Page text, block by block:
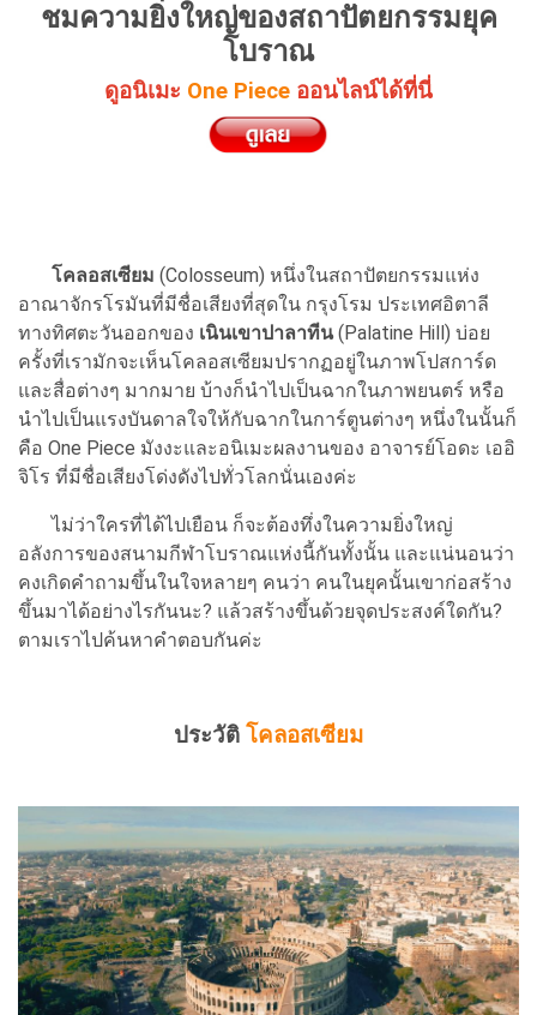
ชมความยิ่งใหญ่ของสถาปัตยกรรมยุค
โบราณ
ดูอนิเมะ One Piece ออนไลน์ได้ที่นี่
โคลอสเซียม (Colosseum) หนึ่งในสถาปัตยกรรมแห่ง
อาณาจักรโรมันที่มีชื่อเสียงที่สุดใน กรุงโรม ประเทศอิตาลี
ทางทิศตะวันออกของ เนินเขาปาลาทีน(Palatine Hill) บ่อย
ครั้งที่เรามักจะเห็นโคลอสเซียมปรากฏอยู่ในภาพโปสการ์ด
และสื่อต่างๆ มากมาย บ้างก็นำไปเป็นฉากในภาพยนตร์ หรือ
นำไปเป็นแรงบันดาลใจให้กับฉากในการ์ตูนต่างๆ หนึ่งในนั้นก็
คือ One Piece มังงะและอนิเมะผลงานของ อาจารย์โอดะ เออิ
จิโร ที่มีชื่อเสียงโด่งดังไปทั่วโลกนั่นเองค่ะ
ไม่ว่าใครที่ได้ไปเยือน ก็จะต้องทึ่งในความยิ่งใหญ่
อลังการของสนามกีฬาโบราณแห่งนี้กันทั้งนั้น และแน่นอนว่า
คงเกิดคำถามขึ้นในใจหลายๆ คนว่า คนในยุคนั้นเขาก่อสร้าง
ขึ้นมาได้อย่างไรกันนะ? แล้วสร้างขึ้นด้วยจุดประสงค์ใดกัน?
ตามเราไปค้นหาคำตอบกันค่ะ
ประวัติ โคลอสเซียม